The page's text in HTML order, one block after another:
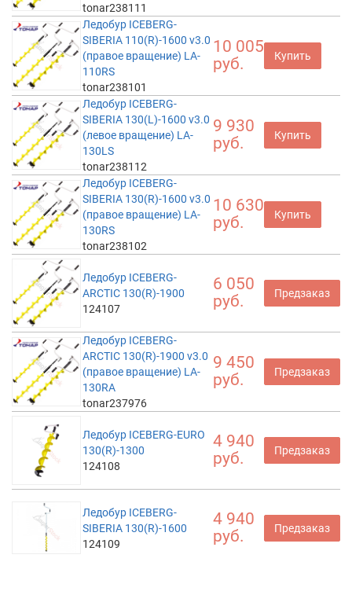
tonar238111
Ледобур ICEBERG-
SIBERIA 110(R)-1600 v3.0
(правое вращение) LA-
110RS
tonar238101
10 005
руб.
Купить
Ледобур ICEBERG-
SIBERIA 130(L)-1600 v3.0
(левое вращение) LA-
130LS
tonar238112
9 930
руб.
Купить
Ледобур ICEBERG-
SIBERIA 130(R)-1600 v3.0
(правое вращение) LA-
130RS
tonar238102
10 630
руб.
Купить
Ледобур ICEBERG-
ARCTIC 130(R)-1900
124107
6 050
руб.
Предзаказ
Ледобур ICEBERG-
ARCTIC 130(R)-1900 v3.0
(правое вращение) LA-
130RA
tonar237976
9 450
руб.
Предзаказ
Ледобур ICEBERG-EURO
130(R)-1300
124108
4 940
руб.
Предзаказ
Ледобур ICEBERG-
SIBERIA 130(R)-1600
124109
4 940
руб.
Предзаказ